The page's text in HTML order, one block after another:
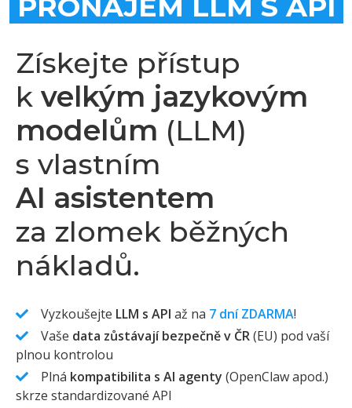
PRONÁJEM LLM S API
Získejte přístup
k velkým jazykovým
modelům (LLM)
s vlastním
AI asistentem
za zlomek běžných
nákladů.
Vyzkoušejte LLM s API až na 7 dní ZDARMA!
Vaše data zůstávají bezpečně v ČR(EU) pod vaší
plnou kontrolou
Plná kompatibilita s AI agenty (OpenClaw apod.)
skrze standardizované API